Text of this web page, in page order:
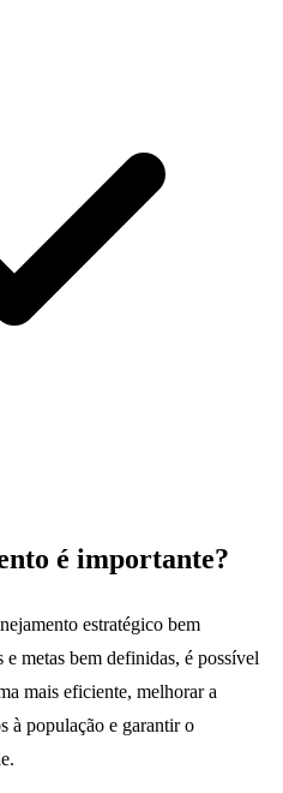
é importante?
estratégico bem
metas bem definidas, é possível
mais eficiente, melhorar a
à população e garantir o